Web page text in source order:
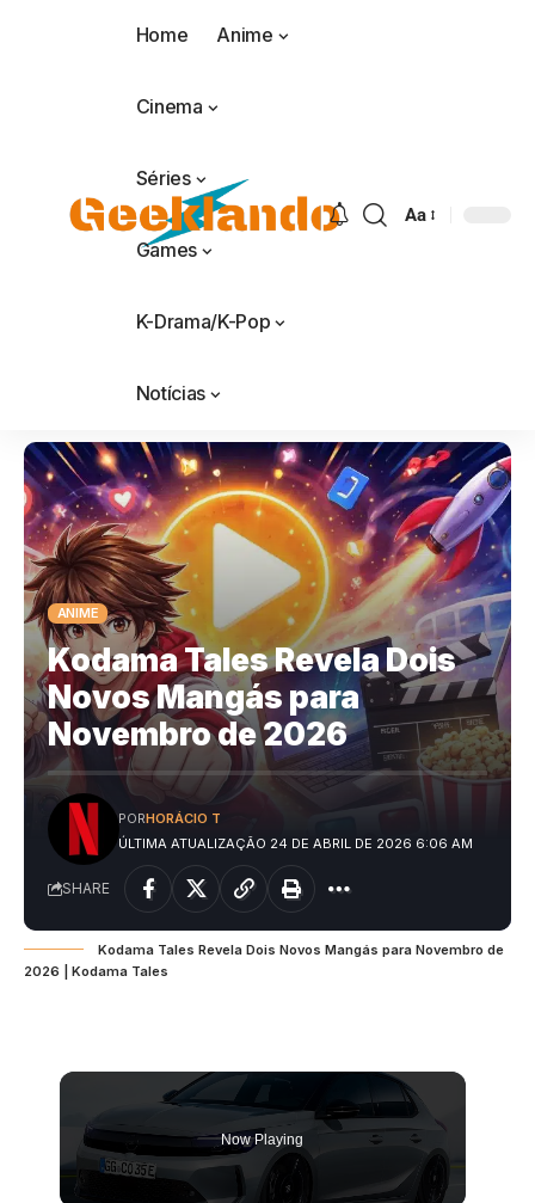
Home Anime
Cinema
Séries
Games
K-Drama/K-Pop
Notícias
Aa
ANIME
Kodama Tales Revela Dois
Novos Mangás para
Novembro de 2026
ÚLTIMA ATUALIZAÇÃO 24 DE ABRIL DE 2026 6:06 AM
PORHORÁCIO T
SHARE
Kodama Tales Revela Dois Novos Mangás para Novembro de
2026 | Kodama Tales
Now Playing